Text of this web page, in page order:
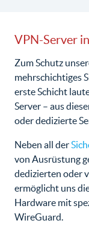
VPN-Server
Zum Schutz
mehrschichtiges
erste Schicht
Server – aus
oder dedizierte
Neben all der
von Ausrüstung
dedizierten oder
ermöglicht uns
Hardware mit
WireGuard.